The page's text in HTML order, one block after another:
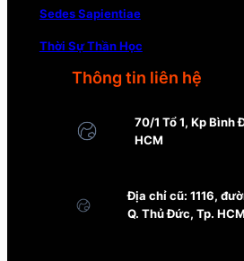
Sedes Sapientiae
Thời Sự Thần Học
Thông tin liên hệ
70/1 Tổ 1, Kp Bình
HCM
Địa chỉ cũ: 1116,
Q. Thủ Đức, Tp.